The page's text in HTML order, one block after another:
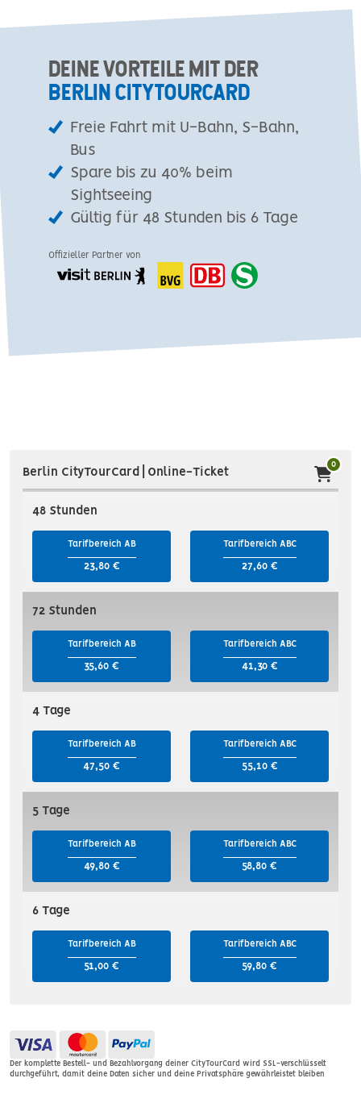
DEINE VORTEILE MIT DER
BERLIN CITYTOURCARD
Freie Fahrt mit U-Bahn, S-Bahn,
Bus
Spare bis zu 40% beim
Sightseeing
Gültig für 48 Stunden bis 6 Tage
Offizieller Partner von
Berlin CityTourCard | Online-Ticket
0
48 Stunden
Tarifbereich AB
23,80 €
Tarifbereich ABC
27,60 €
72 Stunden
Tarifbereich AB
35,60 €
Tarifbereich ABC
41,30 €
4 Tage
Tarifbereich AB
47,50 €
Tarifbereich ABC
55,10 €
5 Tage
Tarifbereich AB
49,80 €
Tarifbereich ABC
58,80 €
6 Tage
Tarifbereich AB
51,00 €
Tarifbereich ABC
59,80 €
Der komplette Bestell- und Bezahlvorgang deiner CityTourCard wird SSL-verschlüsselt
durchgeführt, damit deine Daten sicher und deine Privatsphäre gewährleistet bleiben